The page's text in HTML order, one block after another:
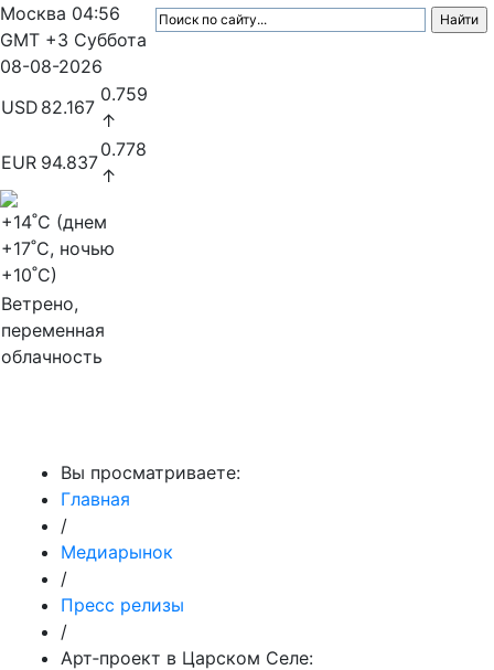
Москва 04:56
GMT +3 Суббота
08-08-2026
USD 82.167
0.759
↑
EUR 94.837
0.778
↑
+14˚C (днем
+17˚C, ночью
+10˚C)
Ветрено,
переменная
облачность
Вы просматриваете:
Главная
/
Медиарынок
/
Пресс релизы
/
Арт‑проект в Царском Селе: